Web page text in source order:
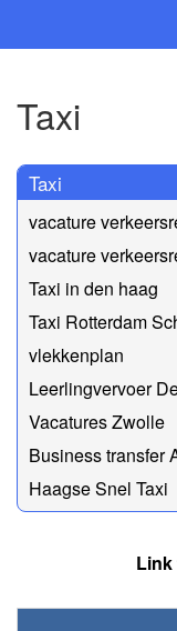
Taxi
Taxi
vacature
vacature
Taxi in den haag
Taxi Rotterdam
vlekkenplan
Leerlingvervoer
Vacatures Zwolle
Business transfer
Haagse Snel Taxi
Link